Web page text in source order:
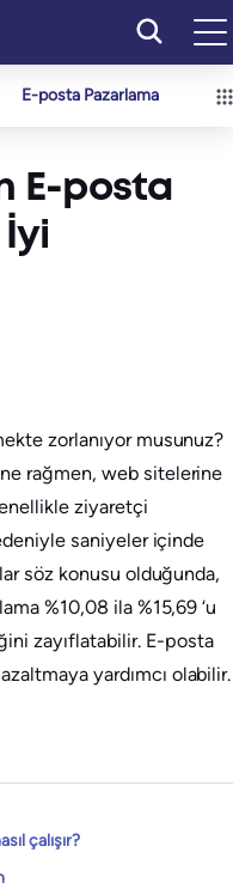
E-posta Pazarlama
E-posta
İyi
zorlanıyor musunuz?
rağmen, web sitelerine
ziyaretçi
saniyeler içinde
söz konusu olduğunda,
%10,08 ila %15,69 ‘u
zayıflatabilir. E-posta
yardımcı olabilir.
çalışır?